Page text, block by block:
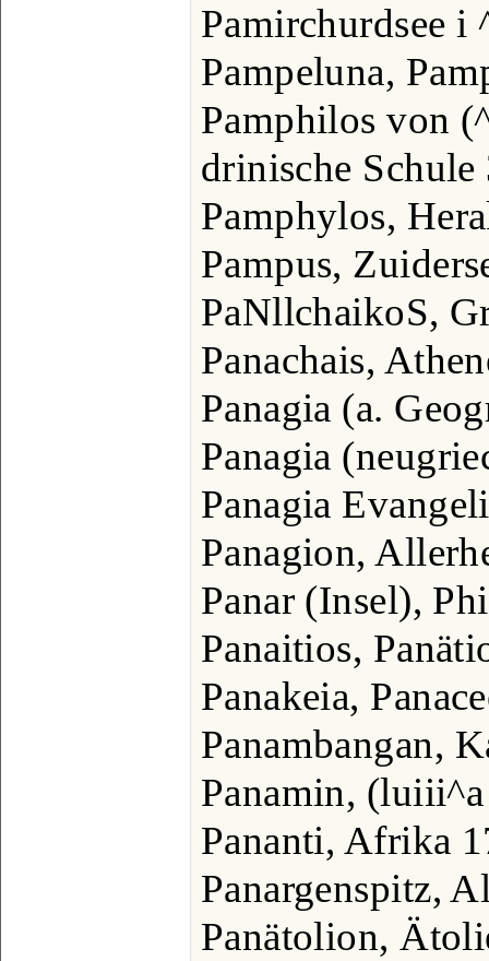
Pamirchurdsee i
Pampeluna,
Pamphilos von
drinische Schule
Pamphylos,
Pampus,
PaNllchaikoS,
Panachais,
Panagia (a.
Panagia
Panagia
Panagion,
Panar (Insel),
Panaitios,
Panakeia,
Panambangan,
Panamin, (luiii^a
Pananti, Afrika
Panargenspitz,
Panätolion,